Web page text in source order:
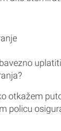
otkažem
policu